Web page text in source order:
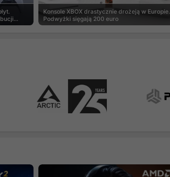
Konsole XBOX drastycznie drożeją w Europie.
Podwyżki sięgają 200 euro